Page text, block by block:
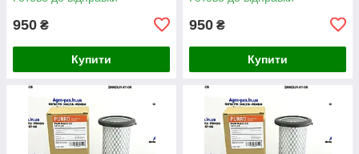
915-851, 20000-13715
950 ₴
Купити
950 ₴
Купити